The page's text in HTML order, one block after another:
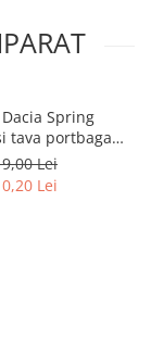
Spring
tava portbagaj
Rigum
Lei
Lei